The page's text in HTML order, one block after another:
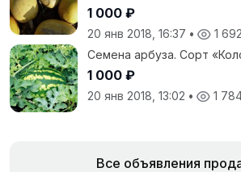
1 000 ₽
20 янв 2018, 16:37 •
1 692
Семена арбуза. Сорт
1 000 ₽
20 янв 2018, 13:02 • 1
Все объявления